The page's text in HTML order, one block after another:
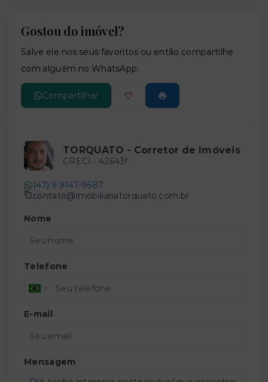
Gostou do imóvel?
Salve ele nos seus favoritos ou então compartilhe
com alguém no WhatsApp:
Compartilhar
TORQUATO - Corretor de Imóveis
CRECI - 42643f
(47) 9 9147-9687
contato@imobiliariatorquato.com.br
Nome
Telefone
E-mail
Mensagem